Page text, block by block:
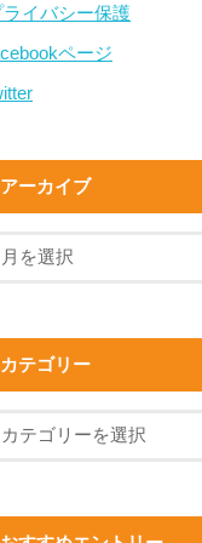
ライバシー保護
ページ
アーカイブ
カテゴリー